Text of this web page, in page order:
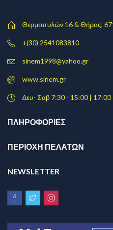
Θερμοπυλών 16 & Θήρας,
+(30) 2541083810
sinem1998@yahoo.gr
www.sinem.gr
Δευ- Σαβ 7:30 - 15:00 | 17:00
ΠΛΗΡΟΦΟΡΊΕΣ
ΠΕΡΙΟΧΗ ΠΕΛΑΤΩΝ
NEWSLETTER